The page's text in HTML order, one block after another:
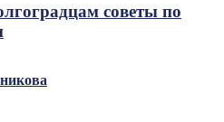
советы по